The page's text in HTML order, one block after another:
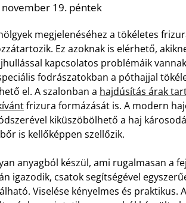
19. péntek
megjelenéséhez a tökéletes
Ez azoknak is elérhető,
kapcsolatos problémáik
fodrászatokban a póthajjal
el. A szalonban a hajdúsítás árak
frizura formázását is. A modern
kiküszöbölhető a haj
is kellőképpen szellőzik.
anyagból készül, ami rugalmasan a
igazodik, csatok segítségével
Viselése kényelmes és praktikus.